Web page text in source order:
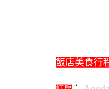
飯店美食行